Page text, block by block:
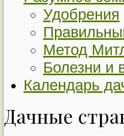
Удобрения
Метод
Болезни и
Календарь
Дачные